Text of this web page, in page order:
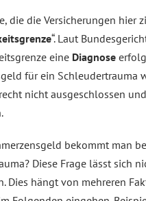
die die Versicherungen hier
“. Laut
eine Diagnose
für ein Schleudertrauma
nicht ausgeschlossen
bekommt man
Diese Frage lässt sich
Dies hängt von mehreren